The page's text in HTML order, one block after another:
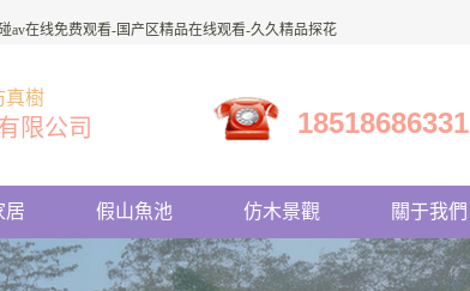
av在线免费观看-国产区精品在线观看-久久精品探花
真樹
限公司 18518686331
居 假山魚池 仿木景觀 關于我們